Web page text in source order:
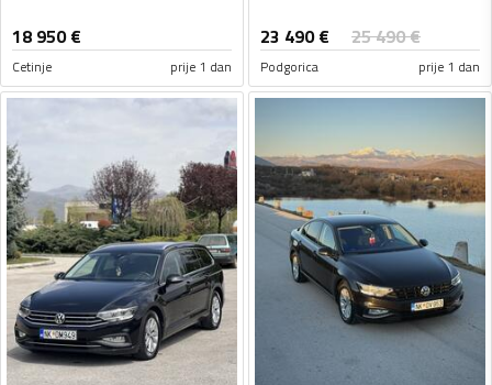
18 950€
Cetinje prije 1 dan
23 490€ 25 490€
Podgorica prije 1 dan